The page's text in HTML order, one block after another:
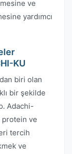
ve
yardımcı
KU
biri olan
bir şekilde
Adachi-
protein ve
tercih
ve